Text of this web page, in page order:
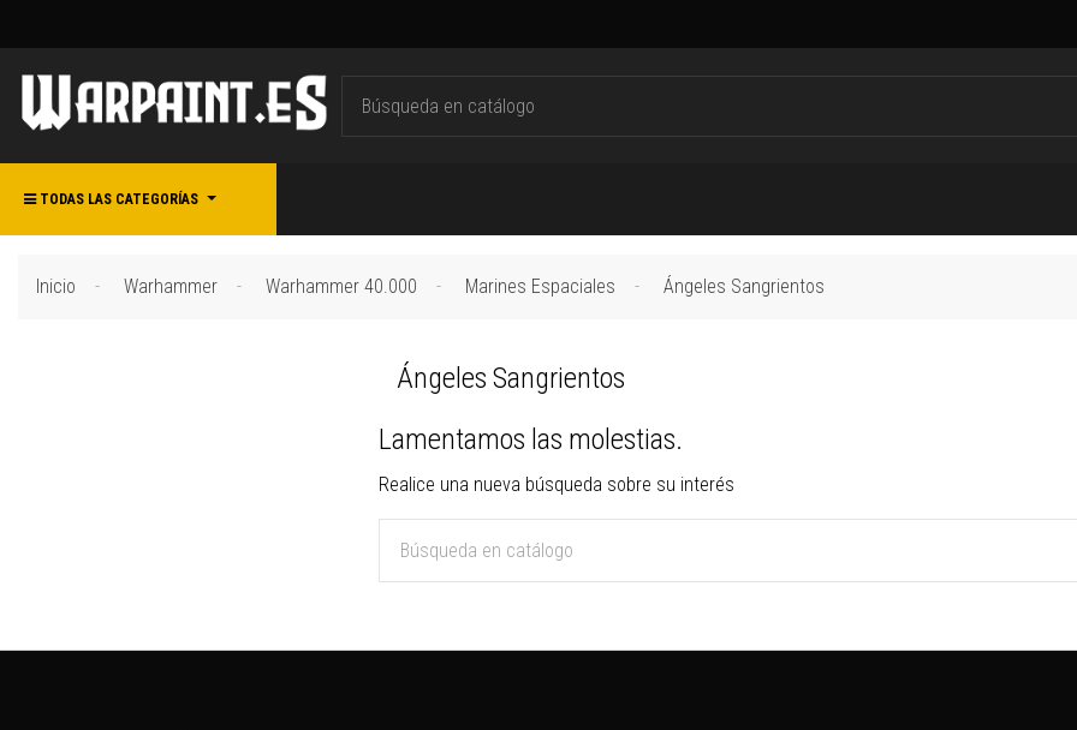
TODAS LAS CATEGORÍAS
Inicio Warhammer Warhammer 40.000 Marines Espaciales Ángeles Sangrientos
Ángeles Sangrientos
Lamentamos las molestias.
Realice una nueva búsqueda sobre su interés